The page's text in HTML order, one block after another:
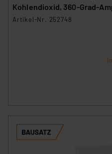
Kohlendioxid, 360-Grad-
Artikel-Nr. 252748